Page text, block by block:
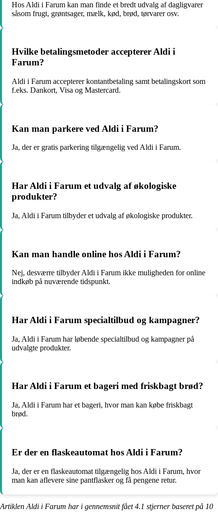
Hos Aldi i Farum kan man finde et bredt udvalg af dagligvarer
såsom frugt, grøntsager, mælk, kød, brød, tørvarer osv.
Hvilke betalingsmetoder accepterer Aldi i
Farum?
Aldi i Farum accepterer kontantbetaling samt betalingskort som
f.eks. Dankort, Visa og Mastercard.
Kan man parkere ved Aldi i Farum?
Ja, der er gratis parkering tilgængelig ved Aldi i Farum.
Har Aldi i Farum et udvalg af økologiske
produkter?
Ja, Aldi i Farum tilbyder et udvalg af økologiske produkter.
Kan man handle online hos Aldi i Farum?
Nej, desværre tilbyder Aldi i Farum ikke muligheden for online
indkøb på nuværende tidspunkt.
Har Aldi i Farum specialtilbud og kampagner?
Ja, Aldi i Farum har løbende specialtilbud og kampagner på
udvalgte produkter.
Har Aldi i Farum et bageri med friskbagt brød?
Ja, Aldi i Farum har et bageri, hvor man kan købe friskbagt
brød.
Er der en flaskeautomat hos Aldi i Farum?
Ja, der er en flaskeautomat tilgængelig hos Aldi i Farum, hvor
man kan aflevere sine pantflasker og få pengene retur.
Artiklen Aldi i Farum har i gennemsnit fået4.1 stjerner baseret på 10